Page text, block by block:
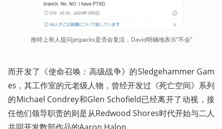
推特上有人提问jetpacks是否会复活，David明确地表示“不会”
而开发了《使命召唤：高级战争》的Sledgehammer Gam
es，其工作室的元老级人物，曾经开发过《死亡空间》系列
的Michael Condrey和Glen Schofield已经离开了动视，接
任他们领导职责的则是从Redwood Shores时代开始与二人